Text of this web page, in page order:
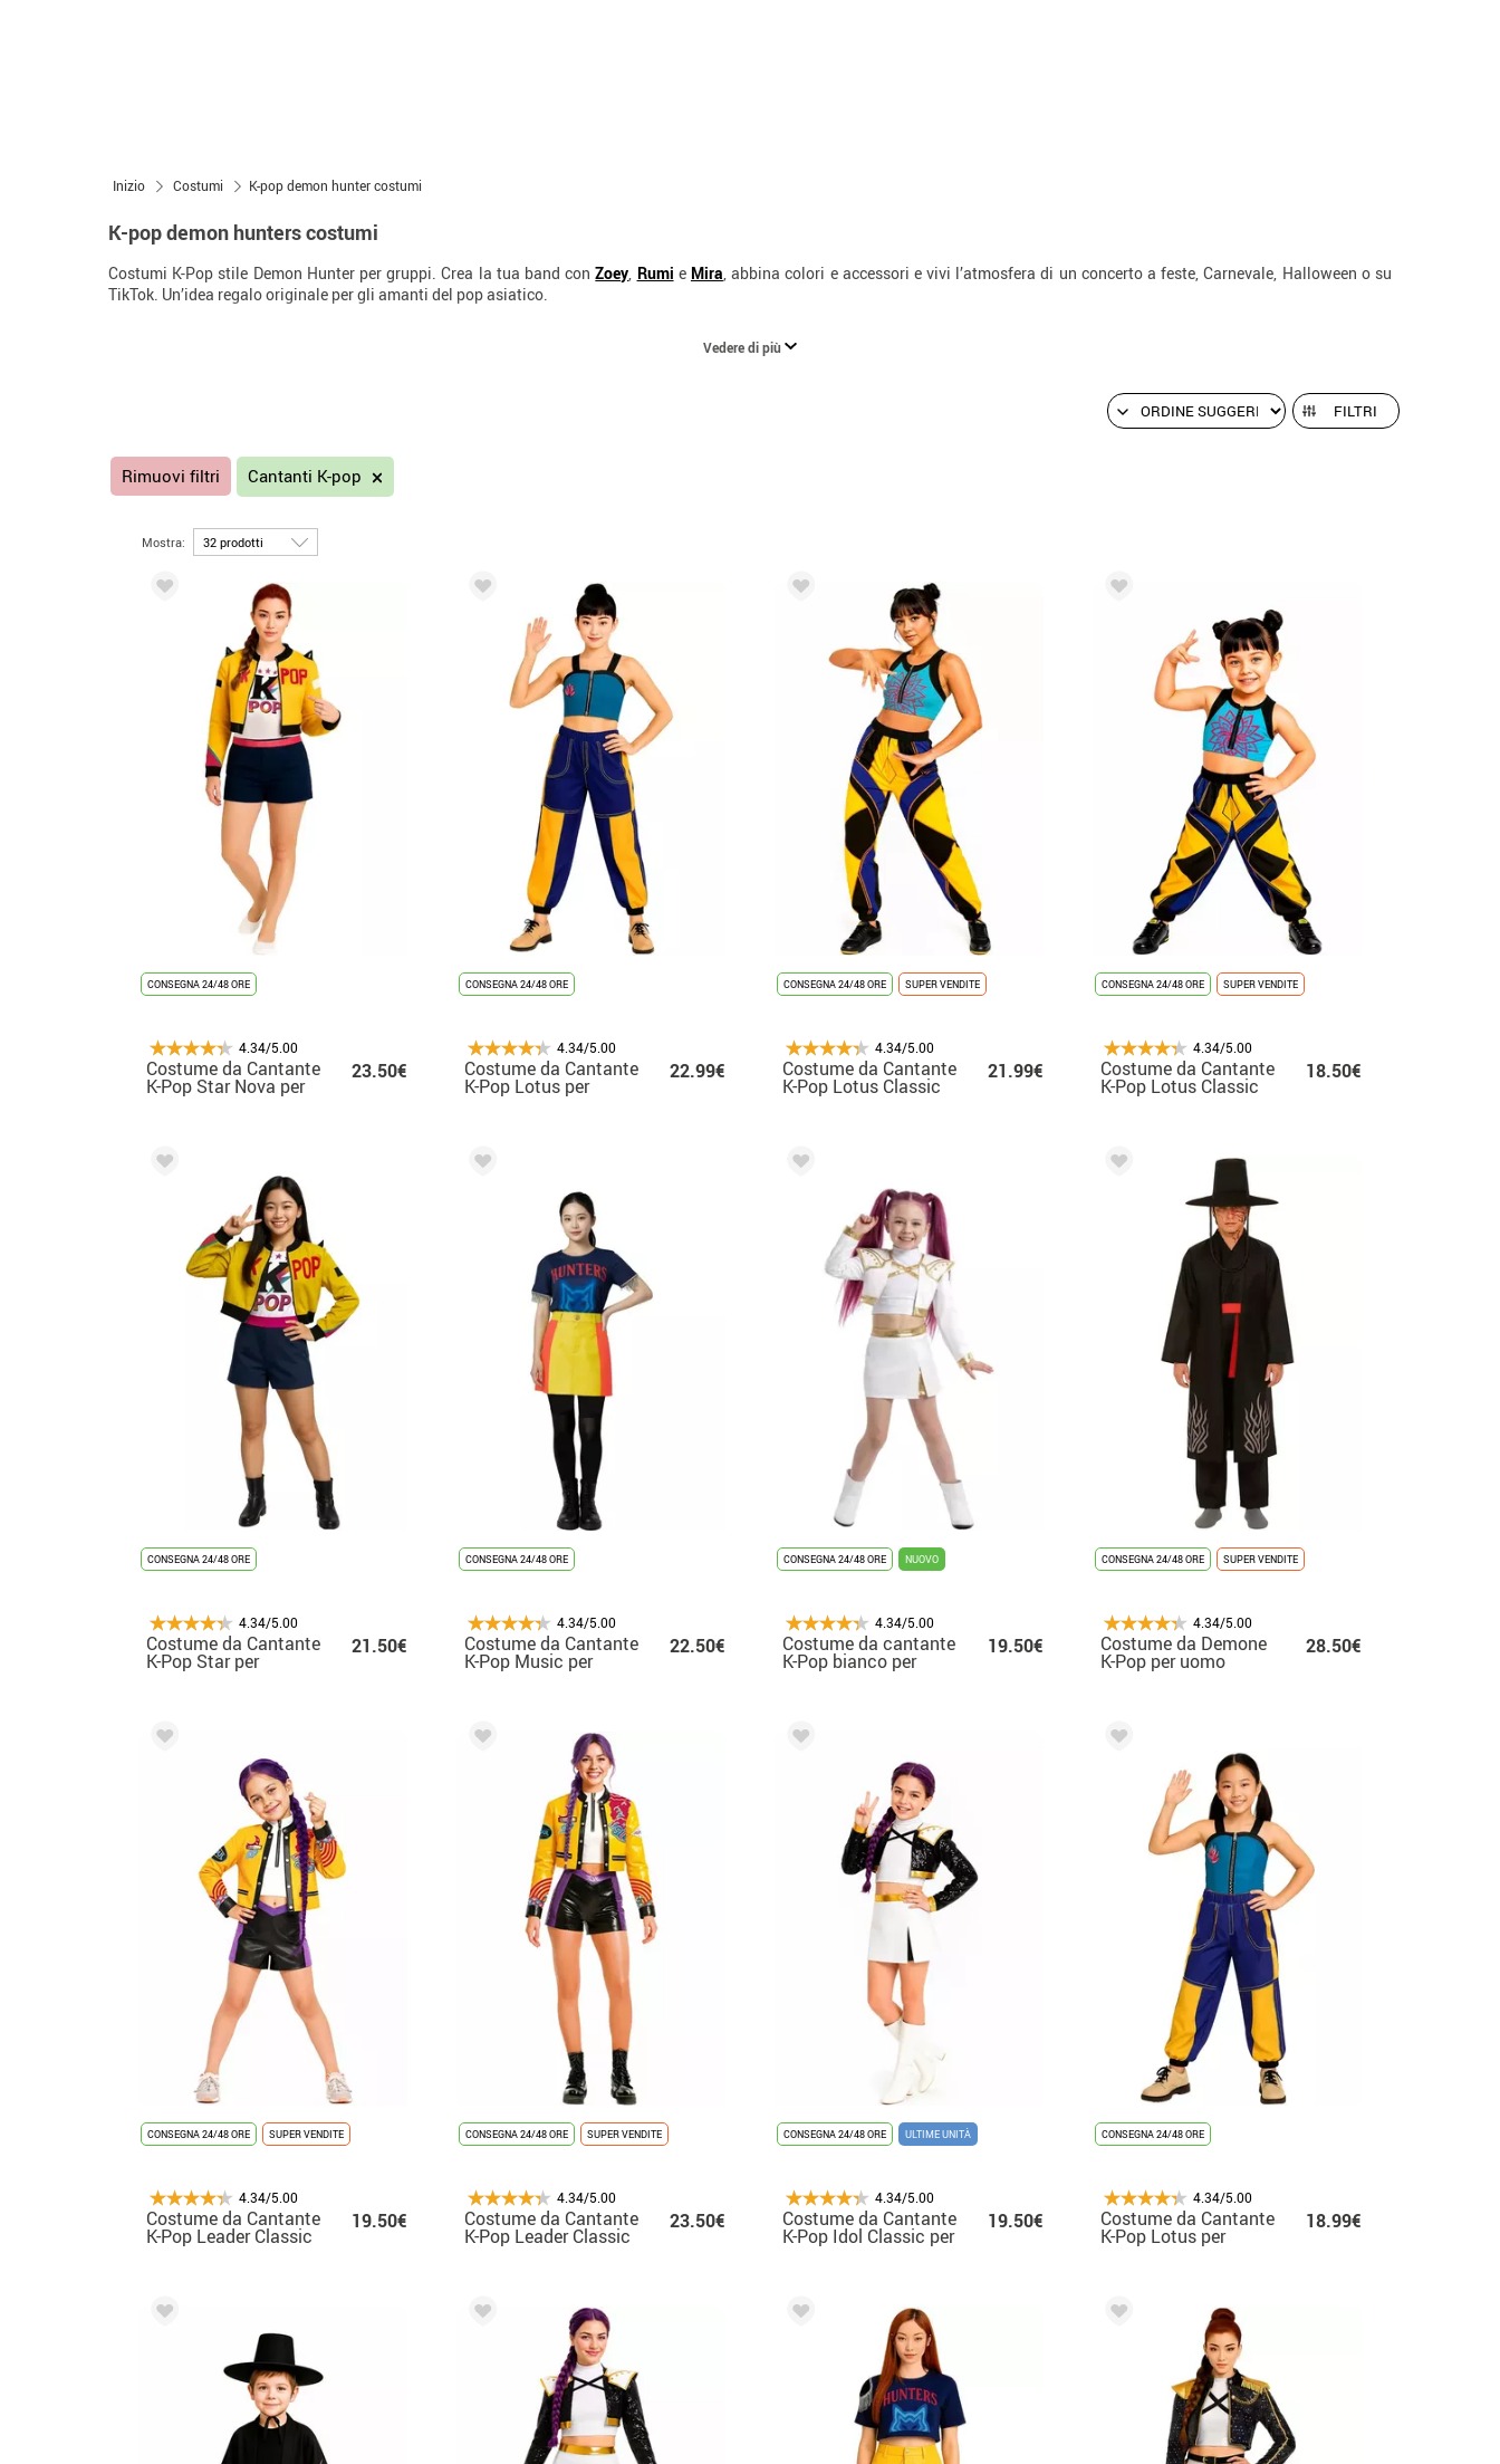
Inizio Costumi K-pop demon hunter costumi
K-pop demon hunters costumi
Costumi K-Pop stile Demon Hunter per gruppi. Crea la tua band conZoey, Rumi e Mira, abbina colori e accessori e vivi l’atmosfera di un concerto a feste, Carnevale, Halloween o su
TikTok. Un’idea regalo originale per gli amanti del pop asiatico.
Vedere di più
FILTRI
Rimuovi filtri Cantanti K-pop
Mostra:
CONSEGNA 24/48 ORE
4.34/5.00
Costume da Cantante
K-Pop Star Nova per
donna
23.50€
CONSEGNA 24/48 ORE
4.34/5.00
Costume da Cantante
K-Pop Lotus per
donna
22.99€
CONSEGNA 24/48 ORE SUPER VENDITE
4.34/5.00
Costume da Cantante
K-Pop Lotus Classic
per donna
21.99€
CONSEGNA 24/48 ORE SUPER VENDITE
4.34/5.00
Costume da Cantante
K-Pop Lotus Classic
per bambina
18.50€
CONSEGNA 24/48 ORE
4.34/5.00
Costume da Cantante
K-Pop Star per
adolescente
21.50€
CONSEGNA 24/48 ORE
4.34/5.00
Costume da Cantante
K-Pop Music per
adolescente
22.50€
CONSEGNA 24/48 ORE NUOVO
4.34/5.00
Costume da cantante
K-Pop bianco per
bambina
19.50€
CONSEGNA 24/48 ORE SUPER VENDITE
4.34/5.00
Costume da Demone
K-Pop per uomo
28.50€
CONSEGNA 24/48 ORE SUPER VENDITE
4.34/5.00
Costume da Cantante
K-Pop Leader Classic
per bambina
19.50€
CONSEGNA 24/48 ORE SUPER VENDITE
4.34/5.00
Costume da Cantante
K-Pop Leader Classic
per donna
23.50€
CONSEGNA 24/48 ORE ULTIME UNITÀ
4.34/5.00
Costume da Cantante
K-Pop Idol Classic per
bambina
19.50€
CONSEGNA 24/48 ORE
4.34/5.00
Costume da Cantante
K-Pop Lotus per
bambina
18.99€